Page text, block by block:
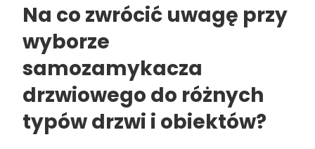
Na co zwrócić uwagę przy
wyborze
samozamykacza
drzwiowego do różnych
typów drzwi i obiektów?